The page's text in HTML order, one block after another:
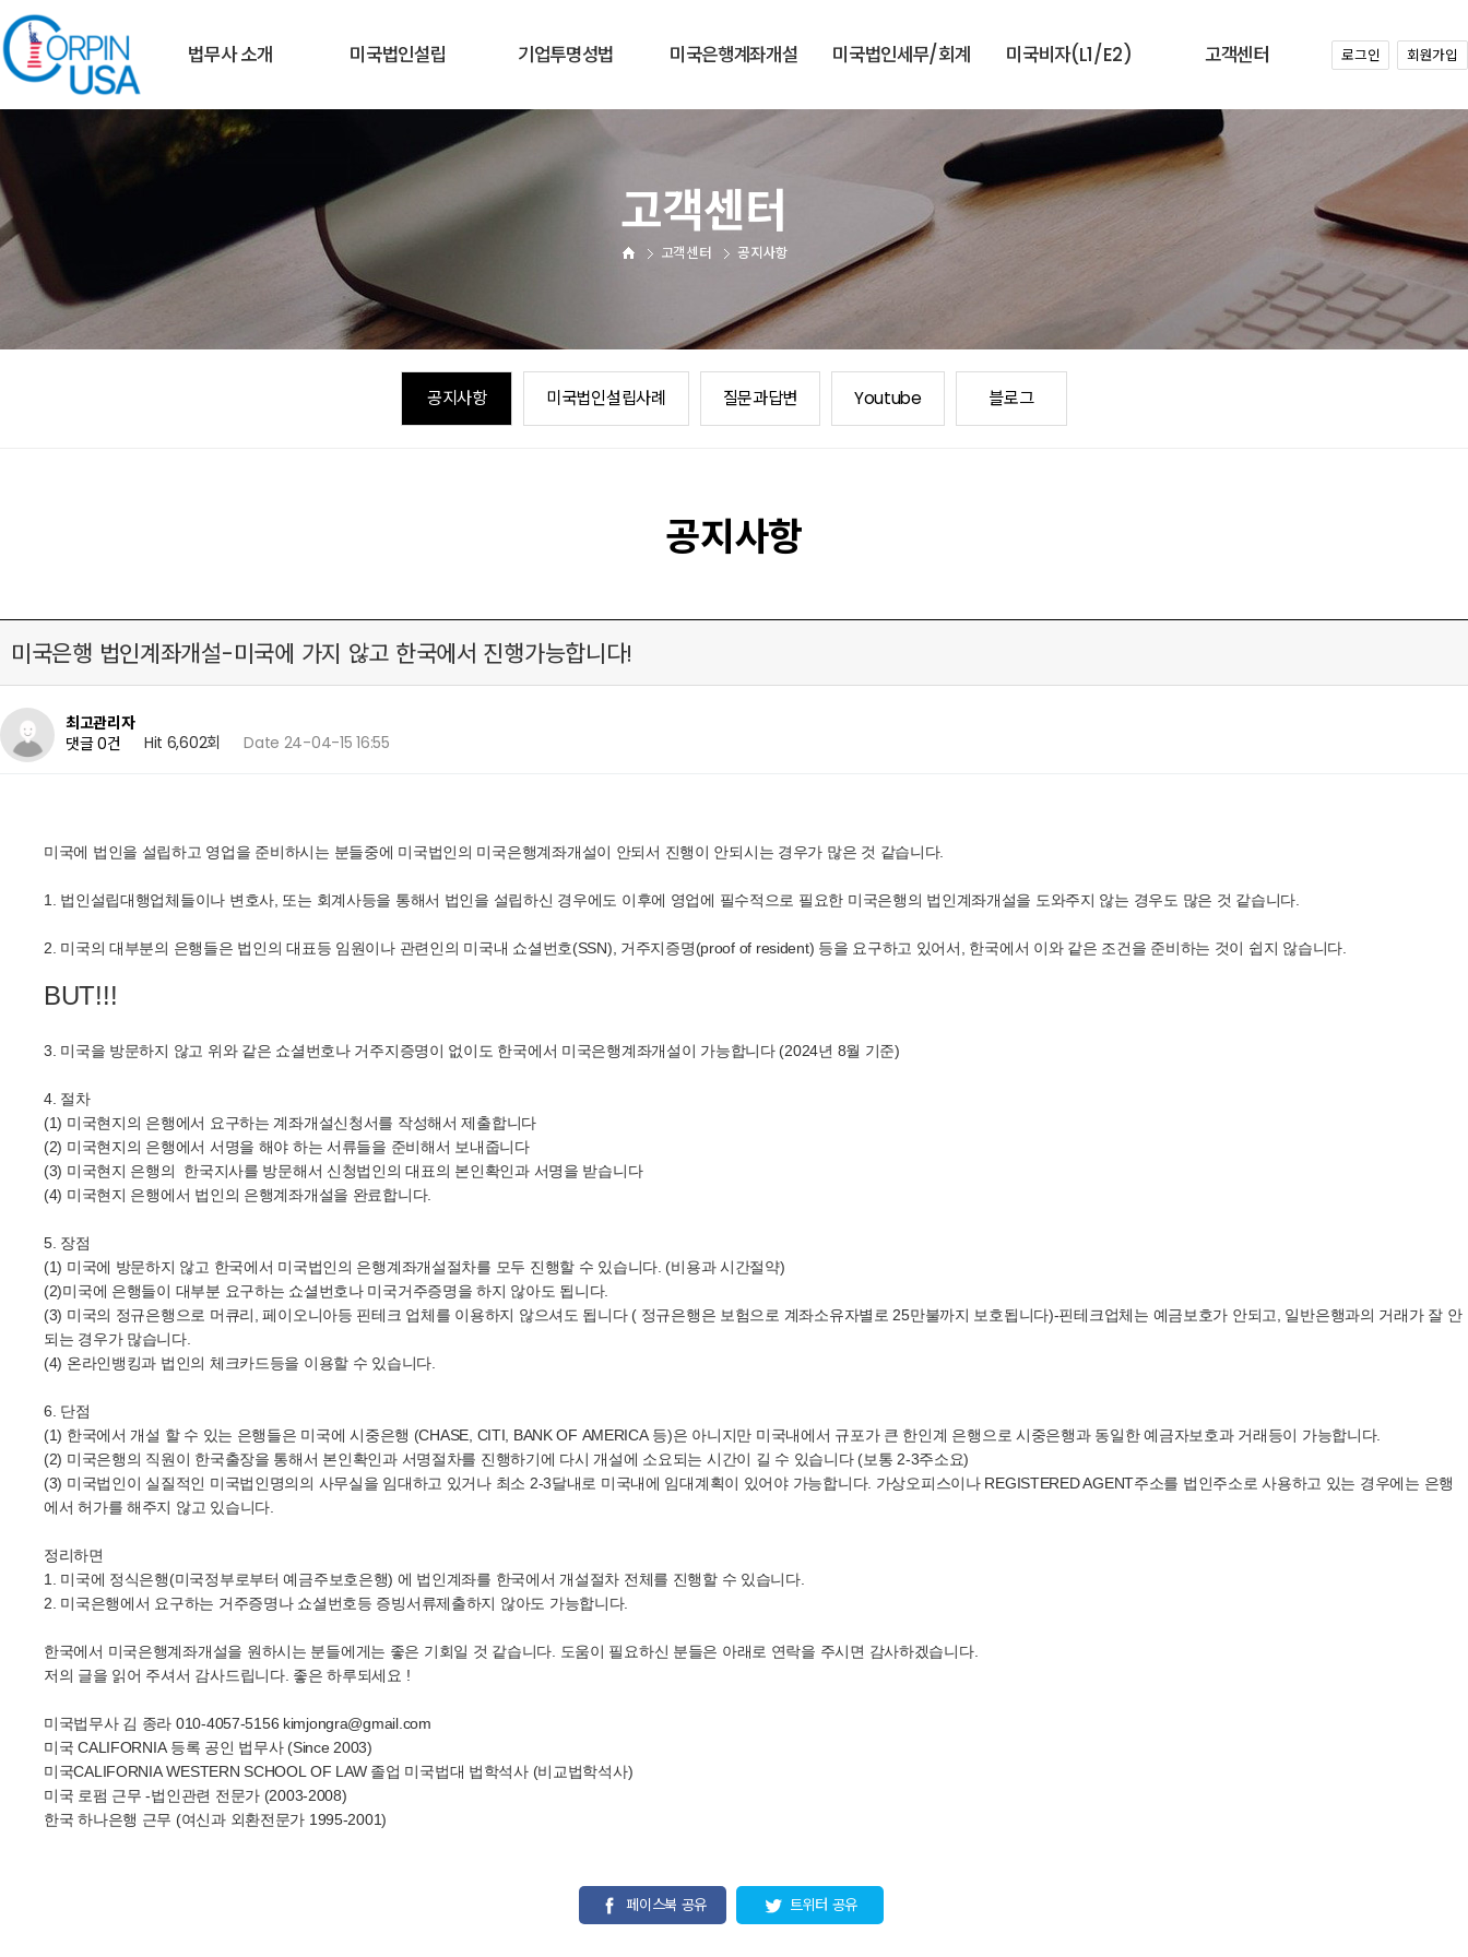
법무사 소개
인사말
미국법인설립
(1) C-C Corporation
(2) LLC (Limited Liability
Company)
(3) S-Corporation
(4) Foreign Corp
(5) 연락사무소
2. WY(와이오밍주)법인설립
3. DE(델라웨이주)법인설립
4. 기타주의 법인설립
기업투명성법
2. 신고미이행처벌규정
미국은행계좌개설
1. 미국은행계좌개설
(1) 미국현지 은행계좌개설절차
서류
(1) 한국-미국은행개설절차
(2) 미국은행계좌개설후 관리
미국법인세무/회계
2. 판매세신고
3. 연례보고서신고
4. 영업허가증신고
5. 기장업무
미국비자(L1/E2)
1. L-1 주재원비자
(1) 개요
(2) 신청자격조건
2. E-2 종업원비자
(2) 신청자격조건
(3) 주재원비자와의 차이점과 장
고객센터
공지사항
미국법인설립사례
질문과답변
로그인 회원가입
공지사항 미국법인설립사례 질문과답변 Youtube 블로그
고객센터 공지사항
고객센터
공지사항
미국은행 법인계좌개설-미국에 가지 않고 한국에서 진행가능합니다!
최고관리자
댓글 0건
Hit 6,602회 Date 24-04-15 16:55
미국에 법인을 설립하고 영업을 준비하시는 분들중에 미국법인의 미국은행계좌개설이 안되서 진행이 안되시는 경우가 많은 것 같습니다.
1. 법인설립대행업체들이나 변호사, 또는 회계사등을 통해서 법인을 설립하신 경우에도 이후에 영업에 필수적으로 필요한 미국은행의 법인계좌개설을 도와주지 않는 경우도 많은 것 같습니다.
2. 미국의 대부분의 은행들은 법인의 대표등 임원이나 관련인의 미국내 쇼셜번호(SSN), 거주지증명(proof of resident) 등을 요구하고 있어서, 한국에서 이와 같은 조건을 준비하는 것이 쉽지 않습니다.
BUT!!!
3. 미국을 방문하지 않고 위와 같은 쇼셜번호나 거주지증명이 없이도 한국에서 미국은행계좌개설이 가능합니다 (2024년 8월 기준)
4. 절차
(1) 미국현지의 은행에서 요구하는 계좌개설신청서를 작성해서 제출합니다
(2) 미국현지의 은행에서 서명을 해야 하는 서류들을 준비해서 보내줍니다
(3) 미국현지 은행의 한국지사를 방문해서 신청법인의 대표의 본인확인과 서명을 받습니다
(4) 미국현지 은행에서 법인의 은행계좌개설을 완료합니다.
5. 장점
(1) 미국에 방문하지 않고 한국에서 미국법인의 은행계좌개설절차를 모두 진행할 수 있습니다. (비용과 시간절약)
(2)미국에 은행들이 대부분 요구하는 쇼셜번호나 미국거주증명을 하지 않아도 됩니다.
(3) 미국의 정규은행으로 머큐리, 페이오니아등 핀테크 업체를 이용하지 않으셔도 됩니다 ( 정규은행은 보험으로 계좌소유자별로 25만불까지 보호됩니다)-핀테크업체는 예금보호가 안되고, 일반은행과의 거래가 잘 안
되는 경우가 많습니다.
(4) 온라인뱅킹과 법인의 체크카드등을 이용할 수 있습니다.
6. 단점
(1) 한국에서 개설 할 수 있는 은행들은 미국에 시중은행 (CHASE, CITI, BANK OF AMERICA 등)은 아니지만 미국내에서 규포가 큰 한인계 은행으로 시중은행과 동일한 예금자보호과 거래등이 가능합니다.
(2) 미국은행의 직원이 한국출장을 통해서 본인확인과 서명절차를 진행하기에 다시 개설에 소요되는 시간이 길 수 있습니다 (보통 2-3주소요)
(3) 미국법인이 실질적인 미국법인명의의 사무실을 임대하고 있거나 최소 2-3달내로 미국내에 임대계획이 있어야 가능합니다. 가상오피스이나 REGISTERED AGENT주소를 법인주소로 사용하고 있는 경우에는 은행
에서 허가를 해주지 않고 있습니다.
정리하면
1. 미국에 정식은행(미국정부로부터 예금주보호은행) 에 법인계좌를 한국에서 개설절차 전체를 진행할 수 있습니다.
2. 미국은행에서 요구하는 거주증명나 쇼셜번호등 증빙서류제출하지 않아도 가능합니다.
한국에서 미국은행계좌개설을 원하시는 분들에게는 좋은 기회일 것 같습니다. 도움이 필요하신 분들은 아래로 연락을 주시면 감사하겠습니다.
저의 글을 읽어 주셔서 감사드립니다. 좋은 하루되세요 !
미국법무사 김 종라 010-4057-5156 kimjongra@gmail.com
미국 CALIFORNIA 등록 공인 법무사 (Since 2003)
미국CALIFORNIA WESTERN SCHOOL OF LAW 졸업 미국법대 법학석사 (비교법학석사)
미국 로펌 근무 -법인관련 전문가 (2003-2008)
한국 하나은행 근무 (여신과 외환전문가 1995-2001)
페이스북 공유 트위터 공유